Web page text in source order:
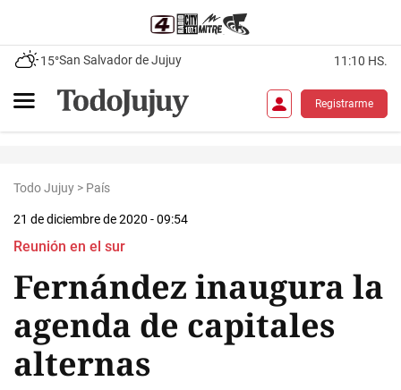
15°San Salvador de Jujuy 11:10 HS.
Registrarme
Todo Jujuy > País
21 de diciembre de 2020 - 09:54
Reunión en el sur
Fernández inaugura la
agenda de capitales
alternas